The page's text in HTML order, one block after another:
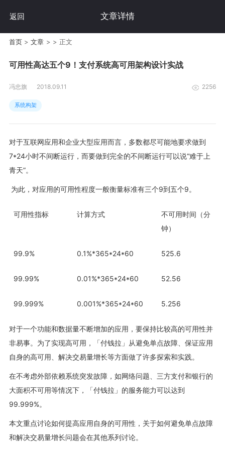
返回 文章详情
首页>文章 > > 正文
可用性高达五个9！支付系统高可用架构设计实战
冯忠旗 2018.09.11 2256
系统构架
对于互联网应用和企业大型应用而言，多数都尽可能地要求做到
7*24小时不间断运行，而要做到完全的不间断运行可以说“难于上
青天”。
为此，对应用的可用性程度一般衡量标准有三个9到五个9。
可用性指标 计算方式
不可用时间（分
钟）
99.9% 0.1%*365*24*60 525.6
99.99% 0.01%*365*24*60 52.56
99.999% 0.001%*365*24*60 5.256
对于一个功能和数据量不断增加的应用，要保持比较高的可用性并
非易事。为了实现高可用，「付钱拉」从避免单点故障、保证应用
自身的高可用、解决交易量增长等方面做了许多探索和实践。
在不考虑外部依赖系统突发故障，如网络问题、三方支付和银行的
大面积不可用等情况下，「付钱拉」的服务能力可以达到
99.999%。
本文重点讨论如何提高应用自身的可用性，关于如何避免单点故障
和解决交易量增长问题会在其他系列讨论。